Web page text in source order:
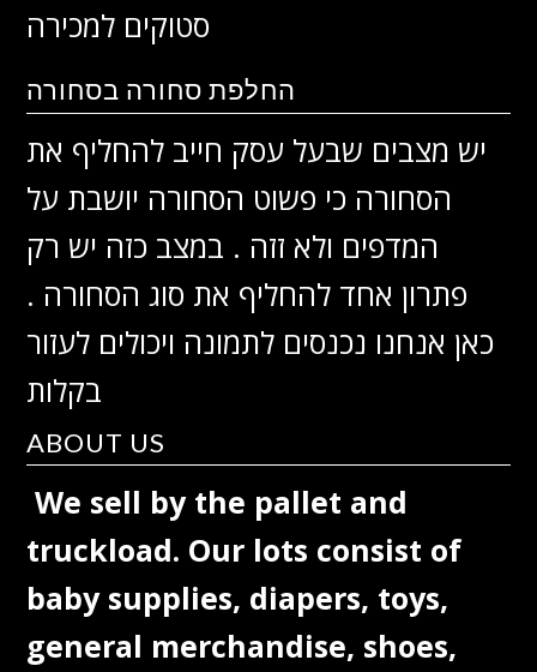
סטוקים למכירה
החלפת סחורה בסחורה
יש מצבים שבעל עסק חייב להחליף את
הסחורה כי פשוט הסחורה יושבת על
המדפים ולא זזה . במצב כזה יש רק
פתרון אחד להחליף את סוג הסחורה .
כאן אנחנו נכנסים לתמונה ויכולים לעזור
ABOUT US
We sell by the pallet and
truckload. Our lots consist of
baby supplies, diapers, toys,
general merchandise, shoes,